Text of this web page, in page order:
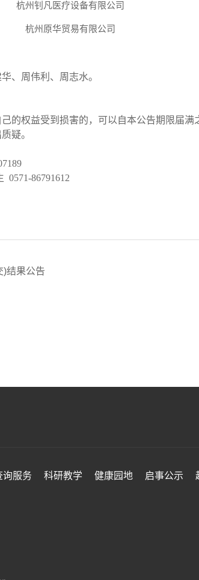
杭州钊凡医疗设备有限公司
杭州原华贸易有限公司
、周伟利、周志水。
的权益受到损害的，可以自本公告期限届
疑。
0571-86791612
)结果公告
询服务 科研教学 健康园地 启事公示